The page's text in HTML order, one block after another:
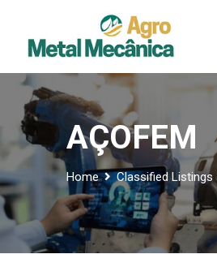
content
AÇOFEM
Home Classified Listings